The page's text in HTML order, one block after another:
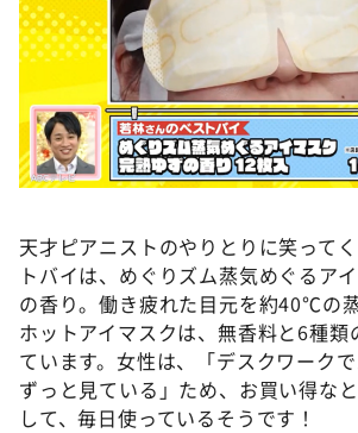
天才ピアニストのやりとりに笑って
トバイは、めぐりズム蒸気めぐるア
の香り。働き疲れた目元を約40℃の
ホットアイマスクは、無香料と6種類
ています。女性は、「デスクワーク
ずっと見ている」ため、お買い得な
して、毎日使っているそうです！